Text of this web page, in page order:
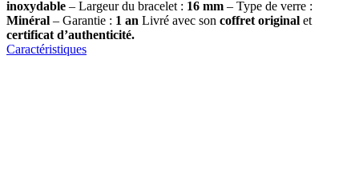
inoxydable – Largeur du bracelet : 16 mm – Type de verre :
Minéral – Garantie : 1 an Livré avec son coffret original et
certificat d’authenticité.
Caractéristiques